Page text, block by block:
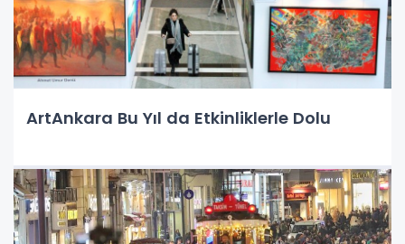
ArtAnkara Bu Yıl da Etkinliklerle Dolu